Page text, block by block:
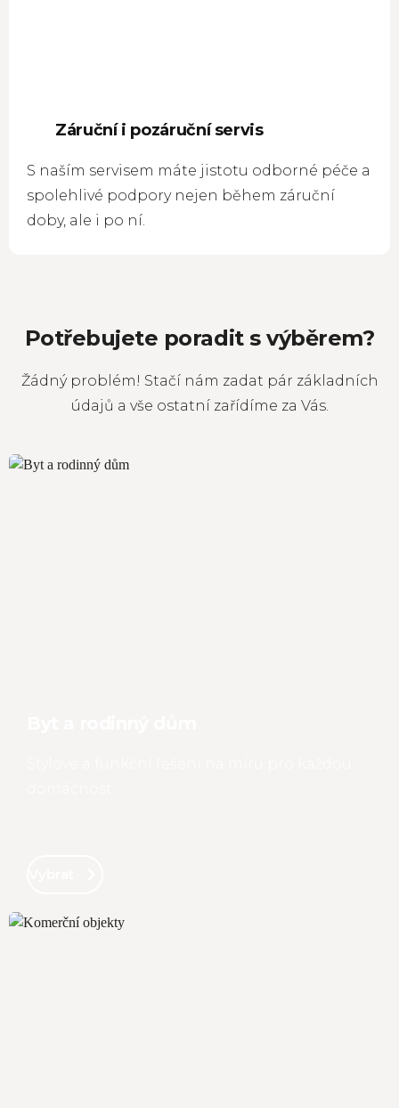
Záruční i pozáruční servis
S naším servisem máte jistotu odborné péče a
spolehlivé podpory nejen během záruční
doby, ale i po ní.
Potřebujete poradit s výběrem?
Žádný problém! Stačí nám zadat pár základních
údajů a vše ostatní zařídíme za Vás.